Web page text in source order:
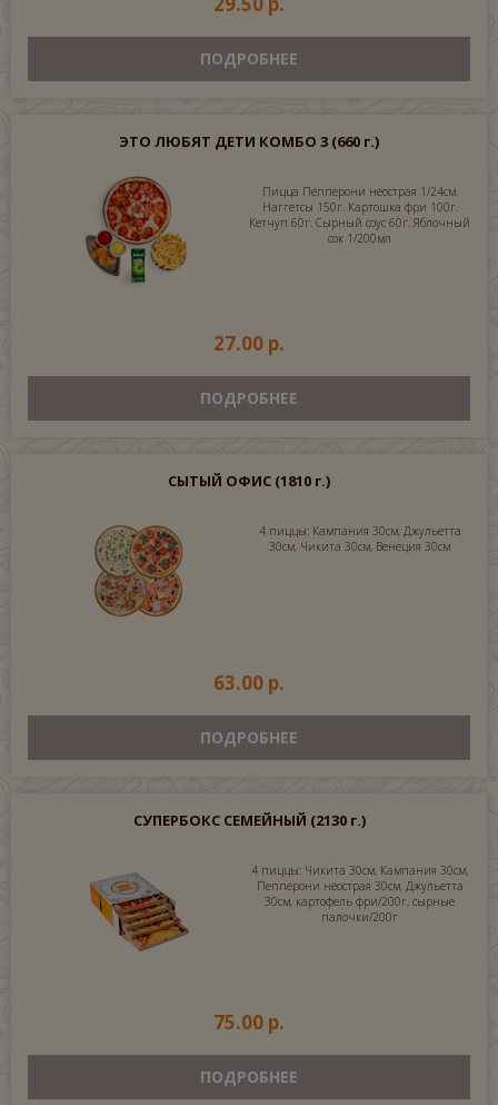
ПОДРОБНЕЕ
ЭТО ЛЮБЯТ ДЕТИ КОМБО 3 (660 г.)
Пицца Пепперони неострая 1/24см.
Наггетсы 150г. Картошка фри 100г.
Кетчуп 60г. Сырный соус 60г. Яблочный
сок 1/200мл
27.00 р.
ПОДРОБНЕЕ
СЫТЫЙ ОФИС (1810 г.)
4 пиццы: Кампания 30см, Джульетта
30см, Чикита 30см, Венеция 30см
63.00 р.
ПОДРОБНЕЕ
СУПЕРБОКС СЕМЕЙНЫЙ (2130 г.)
4 пиццы: Чикита 30см, Кампания 30см,
Пепперони неострая 30см, Джульетта
30см, картофель фри/200г, сырные
палочки/200г
75.00 р.
ПОДРОБНЕЕ